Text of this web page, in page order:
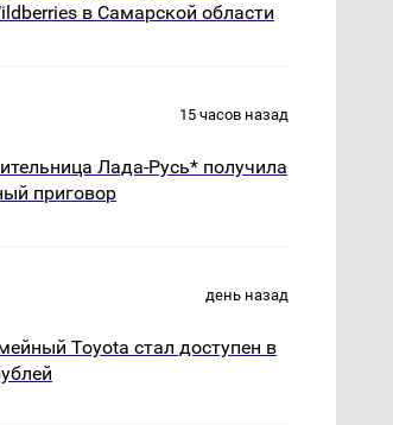
в Самарской области
15 часов назад
Лада-Русь* получила
приговор
день назад
Toyota стал доступен в